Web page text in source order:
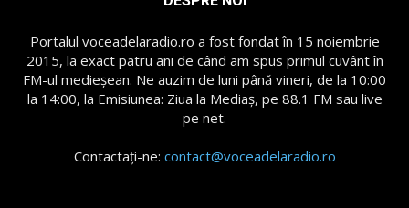
Portalul voceadelaradio.ro a fost fondat în 15 noiembrie
2015, la exact patru ani de când am spus primul cuvânt în
FM-ul medieșean. Ne auzim de luni până vineri, de la 10:00
la 14:00, la Emisiunea: Ziua la Mediaș, pe 88.1 FM sau live
pe net.
Contactați-ne: contact@voceadelaradio.ro